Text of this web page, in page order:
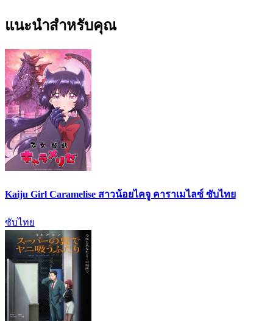
แนะนำสำหรับคุณ
Kaiju Girl Caramelise สาวน้อยไคจู คาราเมไลซ์ ซับไทย
ซับไทย